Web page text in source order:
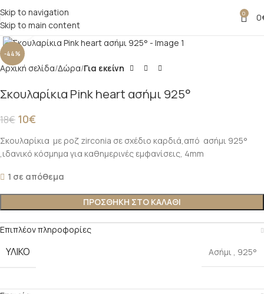
Skip to navigation
Skip to main content
0 0
-44%
Click to enlarge
Αρχική σελίδα Δώρα Για εκείνη
Σκουλαρίκια Pink heart ασήμι 925°
18€ 10€
Σκουλαρίκια με ροζ zirconia σε σχέδιο καρδιά,από ασήμι 925°
,ιδανικό κόσμημα για καθημερινές εμφανίσεις, 4mm
1 σε απόθεμα
ΠΡΟΣΘΉΚΗ ΣΤΟ ΚΑΛΆΘΙ
Επιπλέον πληροφορίες
ΥΛΙΚΌ Ασήμι , 925°